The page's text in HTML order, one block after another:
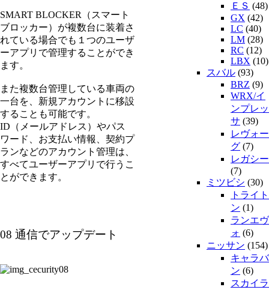
SMART BLOCKER（スマート
ブロッカー）が複数台に装着さ
れている場合でも１つのユーザ
ーアプリで管理することができ
ます。
また複数台管理している車両の
一台を、新規アカウントに移設
することも可能です。
ID（メールアドレス）やパス
ワード、お支払い情報、契約プ
ランなどのアカウント管理は、
すべてユーザーアプリで行うこ
とができます。
08 通信でアップデート
ＥＳ (48)
GX (42)
LC (40)
LM (28)
RC (12)
LBX (10)
スバル (93)
BRZ (9)
WRX/イ
ンプレッ
サ (39)
レヴォー
グ (7)
レガシー
(7)
ミツビシ (30)
トライト
ン (1)
ランエヴ
ォ (6)
ニッサン (154)
キャラバ
ン (6)
スカイラ